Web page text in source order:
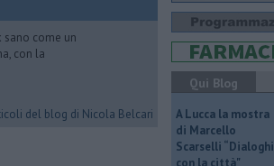
sano come un
con la
del blog di Nicola Belcari
Qui Blog
A Lucca la mostra
di Marcello
Scarselli “Dialoghi
con la città"